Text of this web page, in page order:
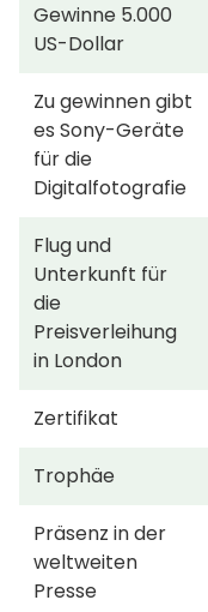
Gewinne 5.000
US-Dollar
Zu gewinnen gibt
es Sony-Geräte
für die
Digitalfotografie
Flug und
Unterkunft für
die
Preisverleihung
in London
Zertifikat
Trophäe
Präsenz in der
weltweiten
Presse